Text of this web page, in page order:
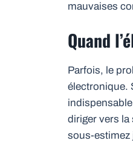
mauvaises
Quand
Parfois, le
électronique.
diriger vers
sous-estimez